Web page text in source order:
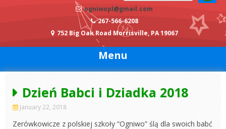
ogniwopl@gmail.com
267-566-6208
752 Big Oak Road Morrisville, PA 19067
Menu
Dzień Babci i Dziadka 2018
January 22, 2018
Zerówkowicze z polskiej szkoły “Ogniwo” ślą dla swoich babć